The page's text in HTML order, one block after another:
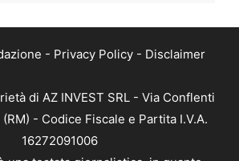
- Privacy Policy - Disclaimer
di AZ INVEST SRL - Via Conflenti
(RM) - Codice Fiscale e Partita I.V.A.
16272091006